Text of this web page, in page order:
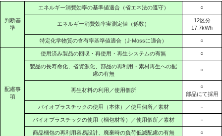
判断基
準
エネルギー消費効率の基準値適合（省エネ法の遵守） ○
エネルギー消費効率実測定値（係数）
12区分
17.7kWh
特定化学物質の含有率基準値適合（J-Mossに適合） ○
配慮事
項
使用済み製品の回収・再使用・再生システムの有無 ○
製品の長寿命化、省資源化、部品の再利用・素材再生への配
慮の有無
○
再生材料の利用／使用個所
○
部品にて採用
バイオプラスチックの使用（本体）／使用個所／素材 －
バイオプラスチックの使用（梱包材等）／使用個所／素材 －
商品梱包の再利用容易設計、廃棄時の負荷低減配慮の有無 ○